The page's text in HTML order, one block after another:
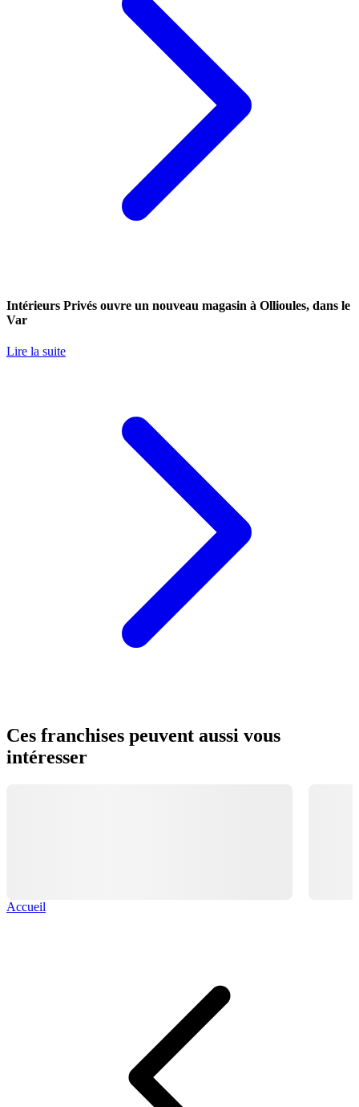
Intérieurs Privés ouvre un nouveau magasin à Ollioules, dans le
Var
Lire la suite
Ces franchises peuvent aussi vous
intéresser
Accueil